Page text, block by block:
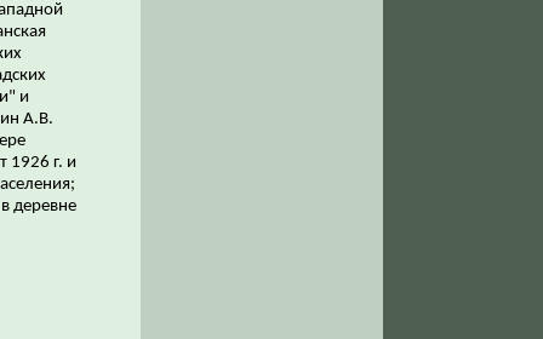
и
А.В.
1926 г. и
деревне